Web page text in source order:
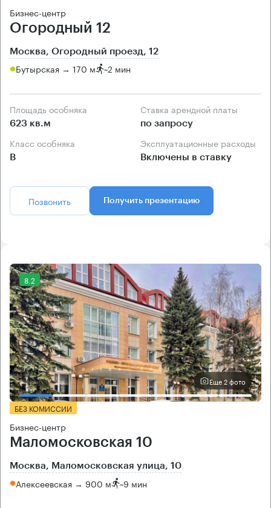
Бизнес-центр
Огородный 12
Москва, Огородный проезд, 12
Бутырская → 170 м ~2 мин
Площадь особняка
623 кв.м
Ставка арендной платы
по запросу
Класс особняка
B
Эксплуатационные расходы
Включены в ставку
Позвонить Получить презентацию
8.2
Еще 2 фото
БЕЗ КОМИССИИ
Бизнес-центр
Маломосковская 10
Москва, Маломосковская улица, 10
Алексеевская → 900 м ~9 мин